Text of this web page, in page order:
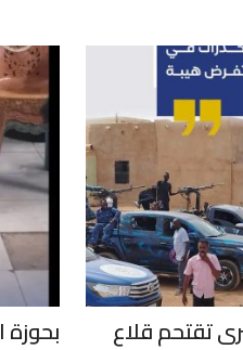
تقتحم قلاع بحوزة